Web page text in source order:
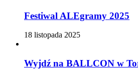
Festiwal ALEgramy 2025
18 listopada 2025
Wyjdź na BALLCON w